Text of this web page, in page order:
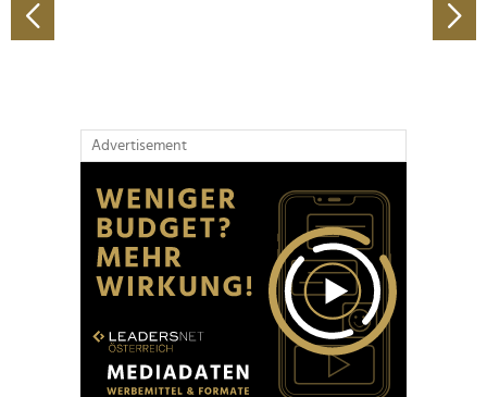
soziale Medien, Werbung und Analysen weiter. Unsere
Partner führen diese Informationen möglicherweise mit
Advertisement